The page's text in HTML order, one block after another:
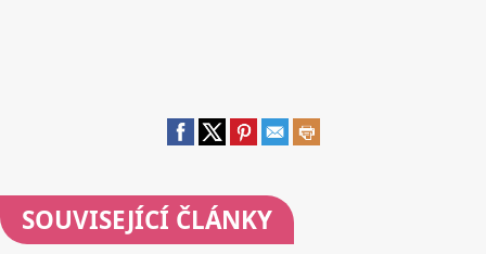
SOUVISEJÍCÍ ČLÁNKY